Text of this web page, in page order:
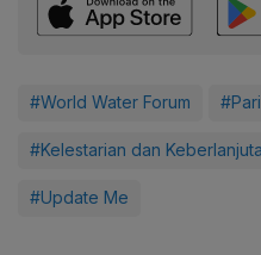
#World Water Forum
#Kelestarian dan
#Update Me